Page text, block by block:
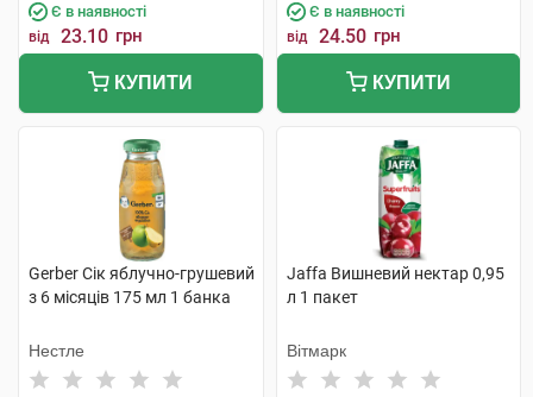
Є в наявності
від 23.10 грн
КУПИТИ
Є в наявності
від 24.50 грн
КУПИТИ
Gerber Сік яблучно-грушевий
з 6 місяців 175 мл 1 банка
Нестле
Jaffa Вишневий нектар 0,95
л 1 пакет
Вітмарк